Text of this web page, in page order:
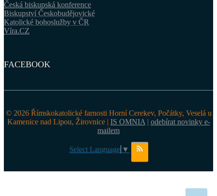
Česká biskupská konference
Biskupství Českobudějovické
Katolické bohoslužby v ČR
Víra.CZ
FACEBOOK
© 2026 Římskokatolické farnosti Horní Cerekev, Počátky, Veselá u
Kamenice nad Lipou, Žirovnice | IS OMNIA | odebírat novinky e-
mailem
Select Language ▼